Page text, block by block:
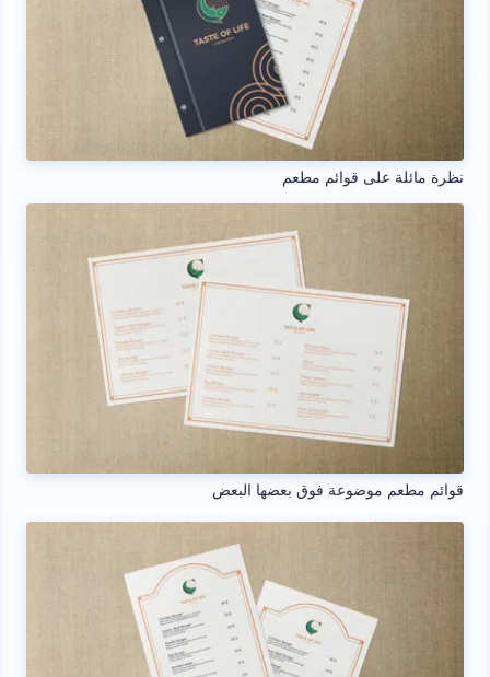
نظرة مائلة على قوائم مطعم
قوائم مطعم موضوعة فوق بعضها البعض